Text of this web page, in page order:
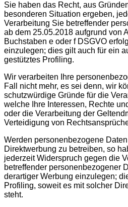
Sie haben das Recht, aus
besonderen Situation ergeben,
Verarbeitung Sie betreffender
ab dem 25.05.2018 aufgrund von
Buchstaben e oder f DSGVO
einzulegen; dies gilt auch für ein
gestütztes Profiling.
Wir verarbeiten Ihre
Fall nicht mehr, es sei denn, wir
schutzwürdige Gründe für die
welche Ihre Interessen, Rechte
oder die Verarbeitung der
Verteidigung von
Werden personenbezogene
Direktwerbung zu betreiben, so
jederzeit Widerspruch gegen die
betreffender personenbezogener
derartiger Werbung einzulegen;
Profiling, soweit es mit solcher
steht.